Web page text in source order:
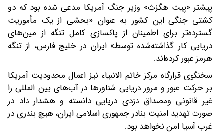
پیشتر «پیت هگزث» وزیر جنگ آمریکا مدعی شده بود که دو
کشتی جنگی این کشور به عنوان «بخشی از یک مأموریت
گسترده‌تر برای اطمینان از پاکسازی کامل تنگه از مین‌های
دریایی کار گذاشته‌شده توسط» ایران در خلیج فارس، از تنگه
هرمز عبور کرده‌اند.
سخنگوی قرارگاه مرکز خاتم الانبیاء نیز اعمال محدودیت آمریکا
بر حرکت عبور و مرور دریایی شناور‌ها در آب‌های بین المللی را
غیر قانونی ومصداق دزدی دریایی دانسته و هشدار داد در
صورت تهدید امنیت بنادر جمهوری اسلامی ایران، هیچ بندری در
غرب آسیا امن نخواهد بود.